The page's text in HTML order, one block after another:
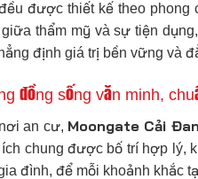
được thiết kế theo
thẩm mỹ và sự tiện
định giá trị bền vững và
đồng sống văn minh,
an cư, Moongate Cải Đan
chung được bố trí hợp lý,
đình, để mỗi khoảnh khắc